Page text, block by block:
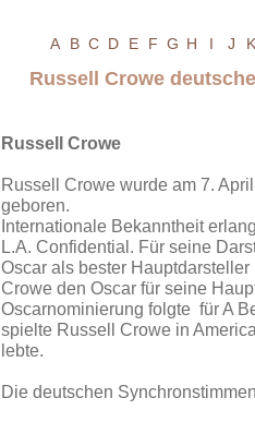
A B C D E F G H I J K
Russell Crowe
Russell Crowe
Russell Crowe wurde am 7.
geboren.
Internationale Bekanntheit
L.A. Confidential. Für seine
Oscar als bester
Crowe den Oscar für seine
Oscarnominierung folgte für A
spielte Russell Crowe in
lebte.
Die deutschen